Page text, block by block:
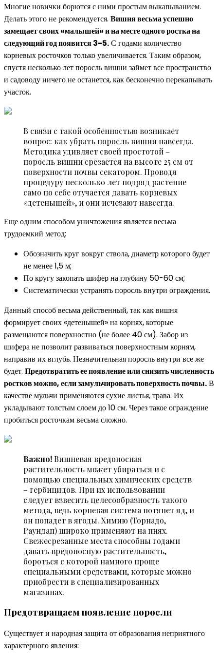
Многие новички борются с ними простым выкапыванием.
Делать этого не рекомендуется. Вишня весьма успешно
замещает своих «малышей» и на месте одного ростка на
следующий год появится 3-5.С годами количество
корневых росточков только увеличивается. Таким образом,
спустя несколько лет поросль вишни займет все пространство
и садоводу ничего не останется, как бесконечно перекапывать
участок.
В связи с такой особенностью возникает
вопрос: как убрать поросль вишни навсегда.
Методика удивляет своей простотой –
поросль вишни срезается на высоте 25 см от
поверхности почвы секатором. Проводя
процедуру несколько лет подряд растение
само по себе отучается давать корневых
«детенышей», и они исчезают навсегда.
Еще одним способом уничтожения является весьма
трудоемкий метод:
Обозначить круг вокруг ствола, диаметр которого будет
не менее 1,5 м;
По кругу закопать шифер на глубину 50-60 см;
Систематически устранять поросль внутри ограждения.
Данный способ весьма действенный, так как вишня
формирует своих «детенышей» на корнях, которые
размещаются поверхностно (не более 40 см). Забор из
шифера не позволит развиваться поверхностным корням,
направив их вглубь. Незначительная поросль внутри все же
будет. Предотвратить ее появление или снизить численность
ростков можно, если замульчировать поверхность почвы.В
качестве мульчи применяются сухие листья, трава. Их
укладывают толстым слоем до 10 см. Через такое ограждение
пробиться росточкам весьма сложно.
Важно!Вишневая вредоносная
растительность может убираться и с
помощью специальных химических средств
– гербицидов. При их использовании
следует взвесить целесообразность такого
метода, ведь корневая система потянет яд, и
он попадет в ягоды. Химию (Торнадо,
Раундап) широко применяют на пнях.
Свежесрезанные места способны годами
давать вредоносную растительность,
бороться с которой намного проще
специальными средствами, которые можно
приобрести в специализированных
магазинах.
Предотвращаем появление поросли
Существует и народная защита от образования неприятного
характерного явления: